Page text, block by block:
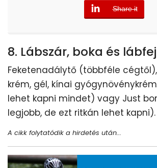
Share it
error
8. Lábszár, boka és
Feketenadálytő (többféle
krém, gél, kínai
lehet kapni mindet) vagy Just
legjobb, de ezt ritkán lehet
A cikk folytatódik a hirdetés után...